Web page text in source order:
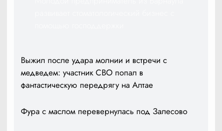
Выжил после удара молнии и встречи с
медведем: участник СВО попал в
фантастическую передрягу на Алтае
Фура с маслом перевернулась под Залесово